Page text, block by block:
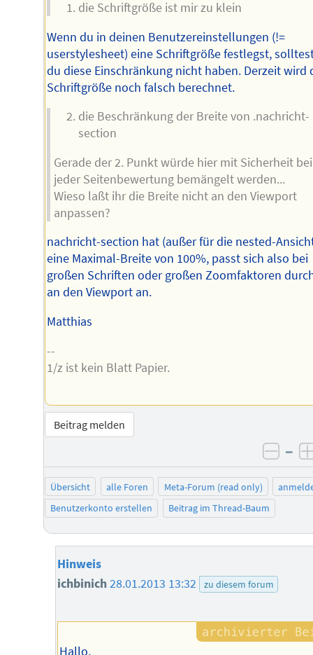
die Schriftgröße ist mir zu klein
Wenn du in deinen Benutzereinstellungen (!=
userstylesheet) eine Schriftgröße festlegst,
du diese Einschränkung nicht haben. Derzeit wird
Schriftgröße noch falsch berechnet.
die Beschränkung der Breite von .nachricht-
section
Gerade der 2. Punkt würde hier mit Sicherheit bei
jeder Seitenbewertung bemängelt werden...
Wieso laßt ihr die Breite nicht an den Viewport
anpassen?
nachricht-section hat (außer für die nested-
eine Maximal-Breite von 100%, passt sich also bei
großen Schriften oder großen Zoomfaktoren
an den Viewport an.
Matthias
--
1/z ist kein Blatt Papier.
Beitrag melden
–
Übersicht alle Foren Meta-Forum (read only)
Benutzerkonto erstellen
Beitrag im Thread-Baum
Hinweis
ichbinich28.01.2013 13:32 zu diesem forum
Hallo,